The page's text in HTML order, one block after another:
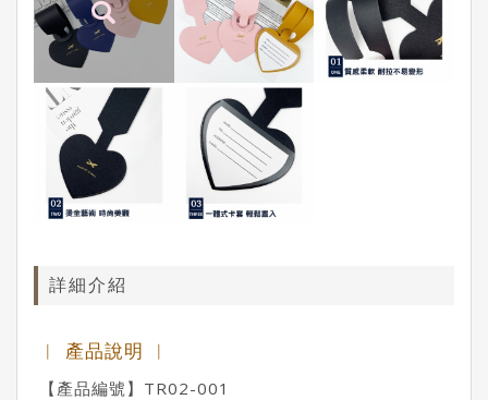
詳細介紹
︱ 產品說明 ︱
【產品編號】TR02-001